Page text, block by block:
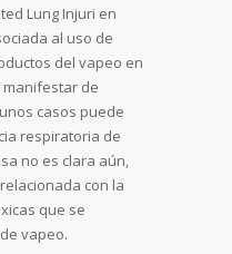
Lung Injuri en
al uso de
del vapeo en
manifestar de
casos puede
respiratoria de
no es clara aún,
con la
que se
vapeo.